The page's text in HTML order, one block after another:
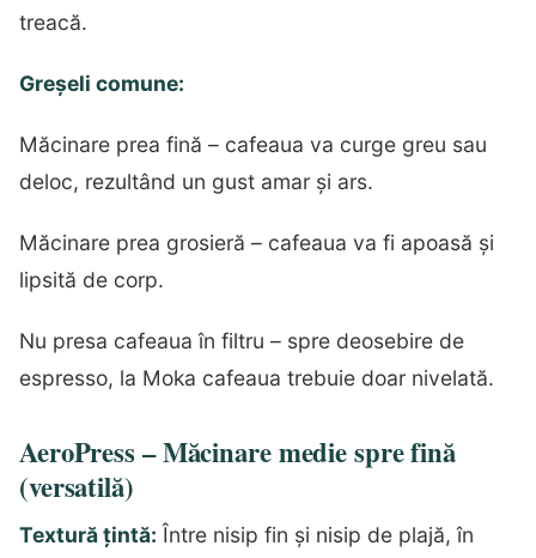
treacă.
Greșeli comune:
Măcinare prea fină – cafeaua va curge greu sau
deloc, rezultând un gust amar și ars.
Măcinare prea grosieră – cafeaua va fi apoasă și
lipsită de corp.
Nu presa cafeaua în filtru – spre deosebire de
espresso, la Moka cafeaua trebuie doar nivelată.
AeroPress – Măcinare medie spre fină
(versatilă)
Textură țintă: Între nisip fin și nisip de plajă, în